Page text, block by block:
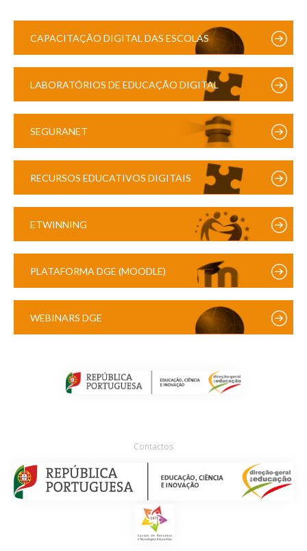
CAPACITAÇÃO DIGITAL DAS ESCOLAS
LABORATÓRIOS DE EDUCAÇÃO DIGITAL
SEGURANET
RECURSOS EDUCATIVOS DIGITAIS
ETWINNING
PLATAFORMA DGE (MOODLE)
WEBINARS DGE
Contactos